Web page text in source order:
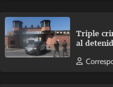
Triple
al